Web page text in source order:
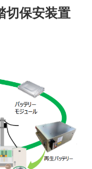
切保安装置